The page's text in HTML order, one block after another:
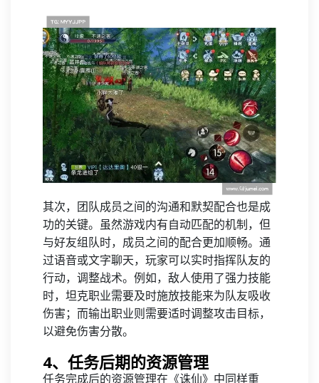
其次，团队成员之间的沟通和默契配合也是成
功的关键。虽然游戏内有自动匹配的机制，但
与好友组队时，成员之间的配合更加顺畅。通
过语音或文字聊天，玩家可以实时指挥队友的
行动，调整战术。例如，敌人使用了强力技能
时，坦克职业需要及时施放技能来为队友吸收
伤害；而输出职业则需要适时调整攻击目标，
以避免伤害分散。
4、任务后期的资源管理
任务完成后的资源管理在《诛仙》中同样重